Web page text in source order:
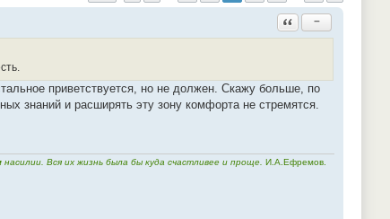
Ответить с цитатой
−
приветствуется, но не должен. Скажу больше, по
знаний и расширять эту зону комфорта не стремятся.
Вся их жизнь была бы куда счастливее и проще. И.А.Ефремов.